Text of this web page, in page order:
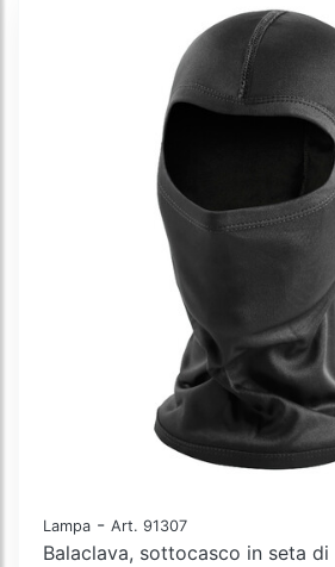
Lampa - Art. 91307
Balaclava, sottocasco in seta